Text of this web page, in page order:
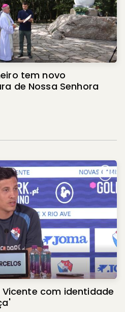
tem novo
de Nossa Senhora
Vicente com identidade